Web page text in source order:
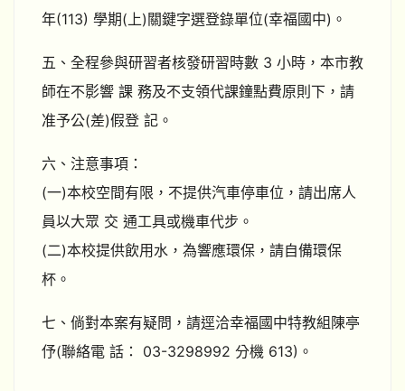
年(113) 學期(上)關鍵字選登錄單位(幸福國中)。
五、全程參與研習者核發研習時數 3 小時，本市教
師在不影響 課 務及不支領代課鐘點費原則下，請
准予公(差)假登 記。
六、注意事項：
(一)本校空間有限，不提供汽車停車位，請出席人
員以大眾 交 通工具或機車代步。
(二)本校提供飲用水，為響應環保，請自備環保
杯。
七、倘對本案有疑問，請逕洽幸福國中特教組陳亭
伃(聯絡電 話： 03-3298992 分機 613)。